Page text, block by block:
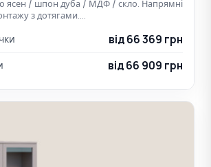
ясен / шпон дуба / МДФ / скло. Напрямні
з дотягами.…
від 66 369 грн
від 66 909 грн